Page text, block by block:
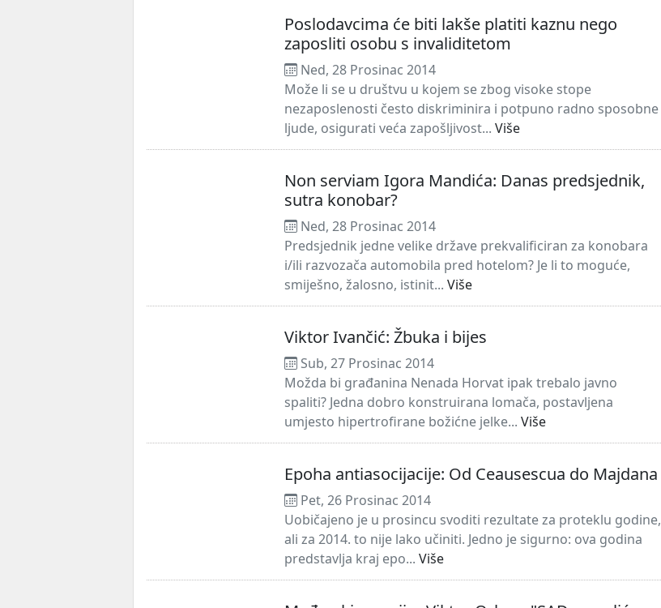
Poslodavcima će biti lakše platiti kaznu nego
zaposliti osobu s invaliditetom
Ned, 28 Prosinac 2014
Može li se u društvu u kojem se zbog visoke stope
nezaposlenosti često diskriminira i potpuno radno sposobne
ljude, osigurati veća zapošljivost... Više
Non serviam Igora Mandića: Danas predsjednik,
sutra konobar?
Ned, 28 Prosinac 2014
Predsjednik jedne velike države prekvalificiran za konobara
i/ili razvozača automobila pred hotelom? Je li to moguće,
smiješno, žalosno, istinit... Više
Viktor Ivančić: Žbuka i bijes
Sub, 27 Prosinac 2014
Možda bi građanina Nenada Horvat ipak trebalo javno
spaliti? Jedna dobro konstruirana lomača, postavljena
umjesto hipertrofirane božićne jelke... Više
Epoha antiasocijacije: Od Ceausescua do Majdana
Pet, 26 Prosinac 2014
Uobičajeno je u prosincu svoditi rezultate za proteklu godine,
ali za 2014. to nije lako učiniti. Jedno je sigurno: ova godina
predstavlja kraj epo... Više